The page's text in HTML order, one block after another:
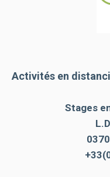
Activités en
Stages